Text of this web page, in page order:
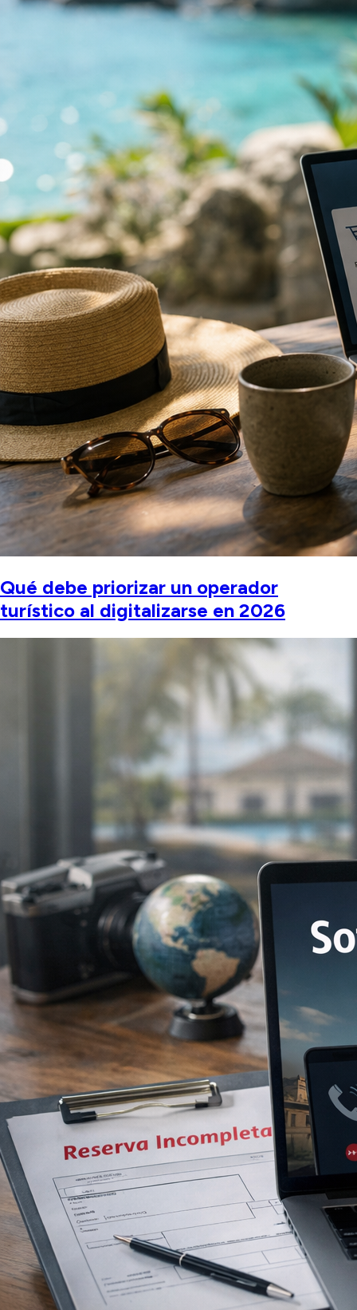
Qué debe priorizar un operador
turístico al digitalizarse en 2026